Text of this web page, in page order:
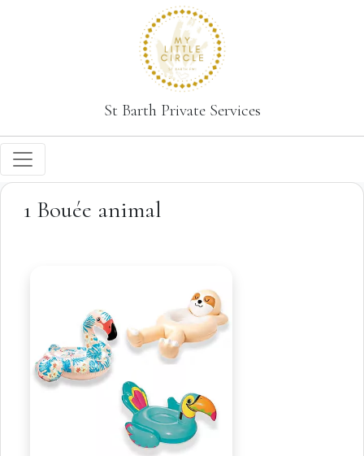
St Barth Private Services
1 Bouée animal